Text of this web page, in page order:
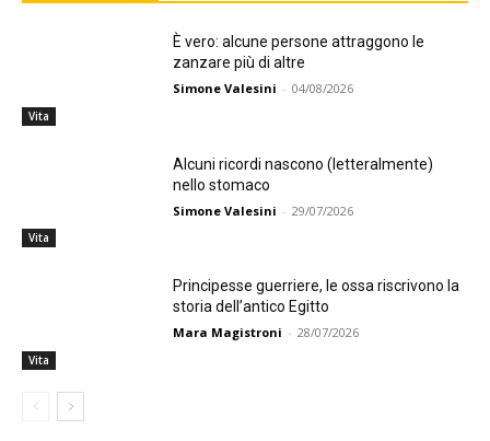
Vita
È vero: alcune persone attraggono le
zanzare più di altre
Simone Valesini - 04/08/2026
Vita
Alcuni ricordi nascono (letteralmente)
nello stomaco
Simone Valesini - 29/07/2026
Vita
Principesse guerriere, le ossa riscrivono la
storia dell’antico Egitto
Mara Magistroni - 28/07/2026